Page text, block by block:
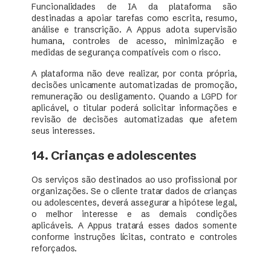
Funcionalidades de IA da plataforma são
destinadas a apoiar tarefas como escrita, resumo,
análise e transcrição. A Appus adota supervisão
humana, controles de acesso, minimização e
medidas de segurança compatíveis com o risco.
A plataforma não deve realizar, por conta própria,
decisões unicamente automatizadas de promoção,
remuneração ou desligamento. Quando a LGPD for
aplicável, o titular poderá solicitar informações e
revisão de decisões automatizadas que afetem
seus interesses.
14. Crianças e adolescentes
Os serviços são destinados ao uso profissional por
organizações. Se o cliente tratar dados de crianças
ou adolescentes, deverá assegurar a hipótese legal,
o melhor interesse e as demais condições
aplicáveis. A Appus tratará esses dados somente
conforme instruções lícitas, contrato e controles
reforçados.